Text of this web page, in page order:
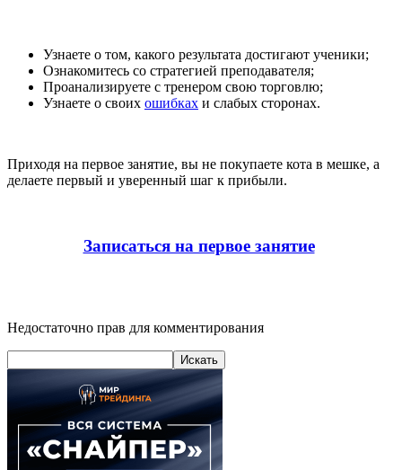
Узнаете о том, какого результата достигают ученики;
Ознакомитесь со стратегией преподавателя;
Проанализируете с тренером свою торговлю;
Узнаете о своих ошибках и слабых сторонах.
Приходя на первое занятие, вы не покупаете кота в мешке, а
делаете первый и уверенный шаг к прибыли.
Записаться на первое занятие
Недостаточно прав для комментирования